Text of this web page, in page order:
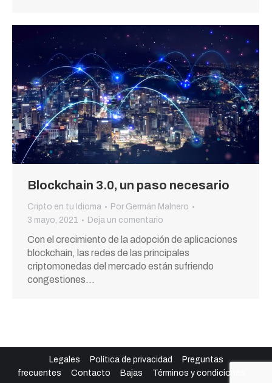
Blockchain 3.0, un paso necesario
Cripto en tu Idioma Por Germán Malnero
3 mayo, 2021
Deja un comentario
Con el crecimiento de la adopción de aplicaciones
blockchain, las redes de las principales
criptomonedas del mercado están sufriendo
congestiones…
Legales Política de privacidad
Preguntas
frecuentes
Contacto Bajas Términos y condiciones